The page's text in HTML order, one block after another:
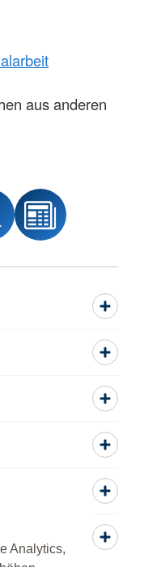
Analytics,
aus anderen